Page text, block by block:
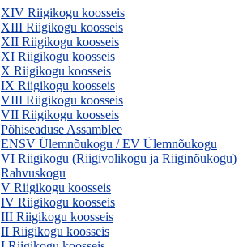
XIV Riigikogu koosseis
XIII Riigikogu koosseis
XII Riigikogu koosseis
XI Riigikogu koosseis
X Riigikogu koosseis
IX Riigikogu koosseis
VIII Riigikogu koosseis
VII Riigikogu koosseis
Põhiseaduse Assamblee
ENSV Ülemnõukogu / EV Ülemnõukogu
VI Riigikogu (Riigivolikogu ja Riiginõukogu)
Rahvuskogu
V Riigikogu koosseis
IV Riigikogu koosseis
III Riigikogu koosseis
II Riigikogu koosseis